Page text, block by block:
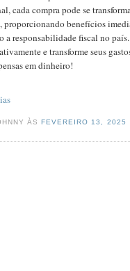
cada compra pode se
proporcionando benefícios
a responsabilidade fiscal no
e transforme seus
em dinheiro!
ÀSFEVEREIRO 13, 2025